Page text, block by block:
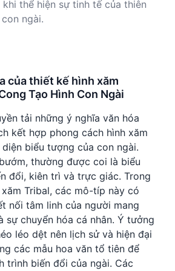
thể hiện sự tinh tế của thiên
ngài.
của thiết kế hình xăm
Tạo Hình Con Ngài
tải những ý nghĩa văn hóa
kết hợp phong cách hình xăm
biểu tượng của con ngài.
thường được coi là biểu
đổi, kiên trì và trực giác. Trong
Tribal, các mô-típ này có
nối tâm linh của người mang
sự chuyển hóa cá nhân. Ý tưởng
léo dệt nên lịch sử và hiện đại
các mẫu hoa văn tổ tiên để
trình biến đổi của ngài. Các